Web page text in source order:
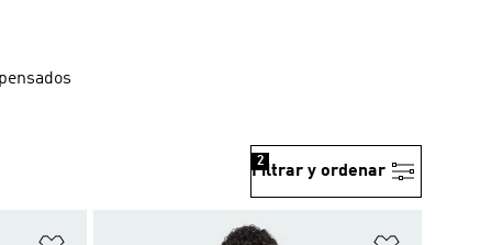
Filtrar y ordenar
2
Añadir a la lista de deseos